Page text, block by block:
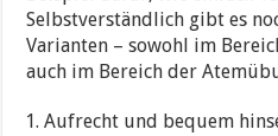
Selbstverständlich gibt es
Varianten – sowohl im
auch im Bereich der
Aufrecht und bequem